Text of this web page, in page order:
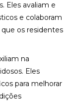
Eles avaliam e
e colaboram
os residentes
na
Eles
para melhorar